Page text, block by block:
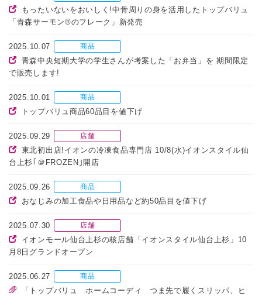
もったいないをおいしく!中骨周りの身を活用したトップバリュ
「青森サーモン®のフレーク」新発売
2025.10.07 商品
青森中央短期大学の学生さんが考案した「お弁当」を 期間限定
で販売します!
2025.10.01 商品
トップバリュ商品60品目を値下げ
2025.09.29 店舗
東北初出店!イオンの冷凍食品専門店 10/8(水)イオンスタイル仙
台上杉｢＠FROZEN｣開店
2025.09.26 商品
おなじみの加工食品や日用品など約50品目を値下げ
2025.07.30 店舗
イオンモール仙台上杉の核店舗「イオンスタイル仙台上杉」10
月8日グランドオープン
2025.06.27 商品
「トップバリュ ホームコーディ つま先で履くスリッパ、ヒ